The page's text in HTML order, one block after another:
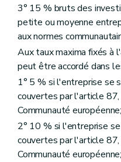
3° 15 % bruts des
petite ou moyenne
aux normes
Aux taux maxima fixés à
peut être accordé dans
1° 5 % si l'entreprise se
couvertes par l'article
Communauté européenne;
2° 10 % si l'entreprise
couvertes par l'article
Communauté européenne;